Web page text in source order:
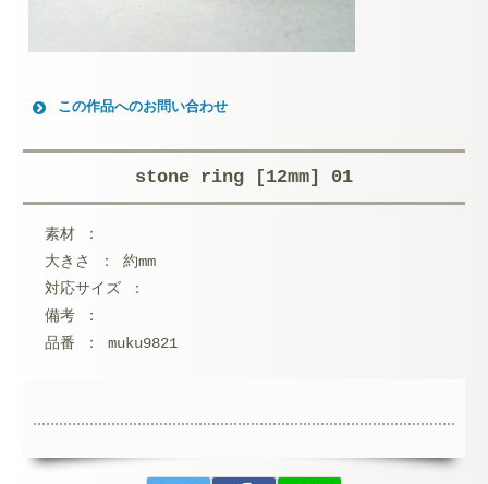
この作品へのお問い合わせ
stone ring [12mm] 01
素材 ：
大きさ ： 約mm
対応サイズ ：
備考 ：
品番 ： muku9821